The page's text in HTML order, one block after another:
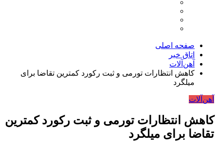
صفحه اصلی
اتاق خبر
آهن‌آلات
کاهش انتظارات تورمی و ثبت رکورد کمترین تقاضا برای
میلگرد
آهن‌آلات
کاهش انتظارات تورمی و ثبت رکورد کمترین
تقاضا برای میلگرد